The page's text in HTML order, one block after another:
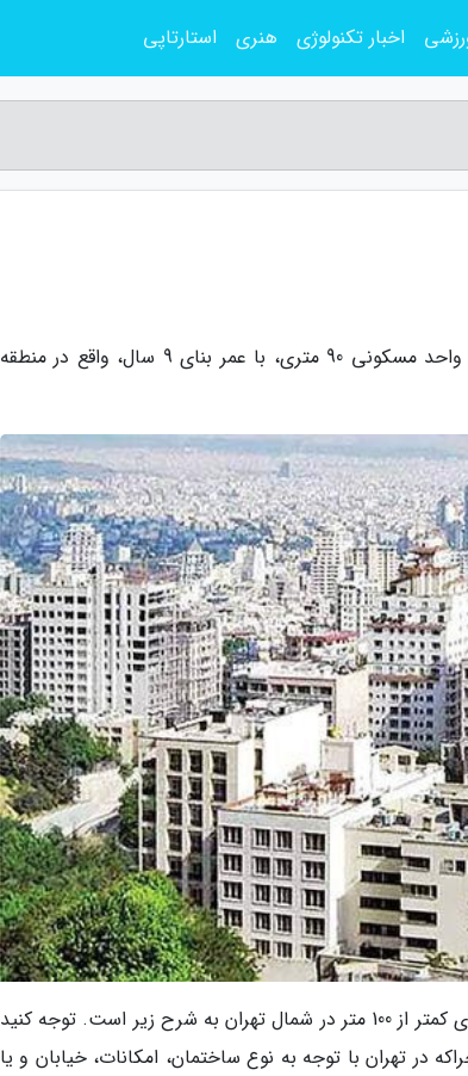
به گزارش مجله سرگرمی، خبرنگاران : هر متر مربع یک دستگاه واحد مسکونی 90 متری، با عمر بنای 9 سال، واقع در منطقه
به گزارش به نقل از خبرنگاران، لیست خرید و فروش آپارتمان های کمتر از 100 متر در شمال تهران به شرح زیر است. توجه کنید
در تهران با توجه به نوع ساختمان، امکانات، خیابان و یا
اخبار تکنولوژی هنری استارتاپی